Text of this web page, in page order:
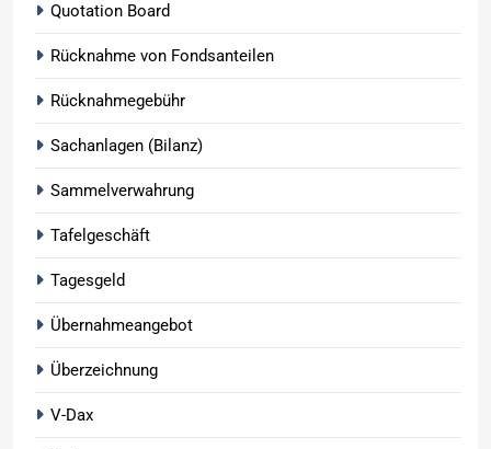
Quotation Board
Rücknahme von Fondsanteilen
Rücknahmegebühr
Sachanlagen (Bilanz)
Sammelverwahrung
Tafelgeschäft
Tagesgeld
Übernahmeangebot
Überzeichnung
V-Dax